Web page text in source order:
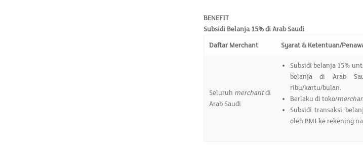
BENEFIT
Subsidi Belanja 15% di Arab Saudi
Daftar Merchant
Syarat & Ketentuan/
Seluruh merchantdi
Arab Saudi
Subsidi belanja 15%
belanja di Arab
ribu/kartu/bulan.
Berlaku di toko/
Subsidi transaksi
oleh BMI ke rekening